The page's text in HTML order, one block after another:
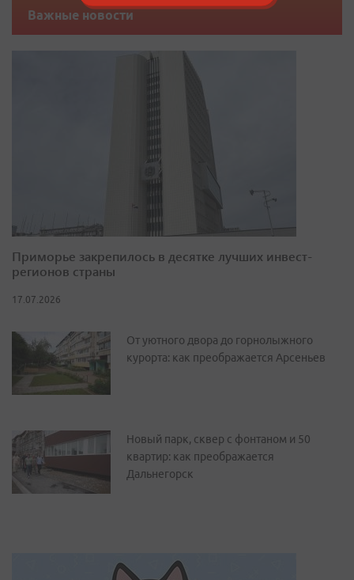
Важные новости
Приморье закрепилось в десятке лучших инвест-
регионов страны
17.07.2026
От уютного двора до горнолыжного
курорта: как преображается Арсеньев
Новый парк, сквер с фонтаном и 50
квартир: как преображается
Дальнегорск